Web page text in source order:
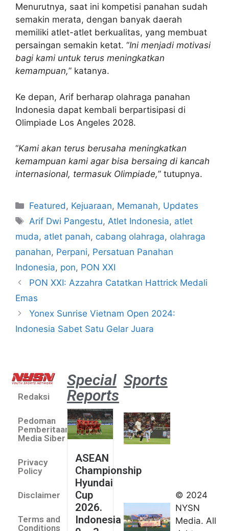
Menurutnya, saat ini kompetisi panahan sudah
semakin merata, dengan banyak daerah
memiliki atlet-atlet berkualitas, yang membuat
persaingan semakin ketat. “Ini menjadi motivasi
bagi kami untuk terus meningkatkan
kemampuan,” katanya.
Ke depan, Arif berharap olahraga panahan
Indonesia dapat kembali berpartisipasi di
Olimpiade Los Angeles 2028.
“Kami akan terus berusaha meningkatkan
kemampuan kami agar bisa bersaing di kancah
internasional, termasuk Olimpiade,” tutupnya.
Featured, Kejuaraan, Memanah, Updates
Arif Dwi Pangestu,Atlet Indonesia, atlet
muda, atlet panah, cabang olahraga, olahraga
panahan, Perpani, Persatuan Panahan
Indonesia, pon, PON XXI
PON XXI: Azzahra Catatkan Hattrick Medali
Emas
Yonex Sunrise Vietnam Open 2024:
Indonesia Sabet Satu Gelar Juara
Redaksi
Pedoman
Pemberitaan
Media Siber
Privacy
Policy
Disclaimer
Terms and
Conditions
Special
Reports
ASEAN
Championship
Hyundai
Cup
2026.
Indonesia
Sports
umum
Kejurnas
Panahan
© 2024
NYSN
Media. All